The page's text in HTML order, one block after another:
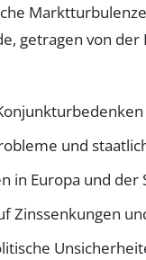
getragen von der
und
in Europa und der
Zinssenkungen